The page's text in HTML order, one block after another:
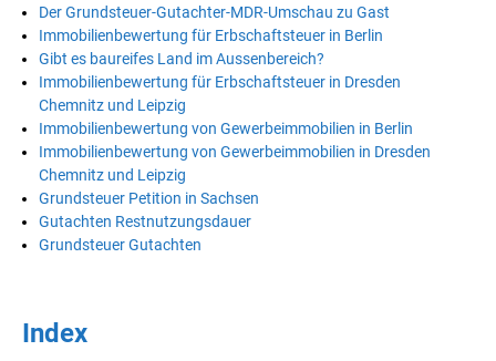
Der Grundsteuer-Gutachter-MDR-Umschau zu Gast
Immobilienbewertung für Erbschaftsteuer in Berlin
Gibt es baureifes Land im Aussenbereich?
Immobilienbewertung für Erbschaftsteuer in Dresden
Chemnitz und Leipzig
Immobilienbewertung von Gewerbeimmobilien in Berlin
Immobilienbewertung von Gewerbeimmobilien in Dresden
Chemnitz und Leipzig
Grundsteuer Petition in Sachsen
Gutachten Restnutzungsdauer
Grundsteuer Gutachten
Index